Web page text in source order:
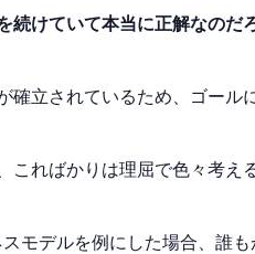
続けていて本当に正解なのだ
立されているため、ゴール
こればかりは理屈で色々考え
モデルを例にした場合、誰も